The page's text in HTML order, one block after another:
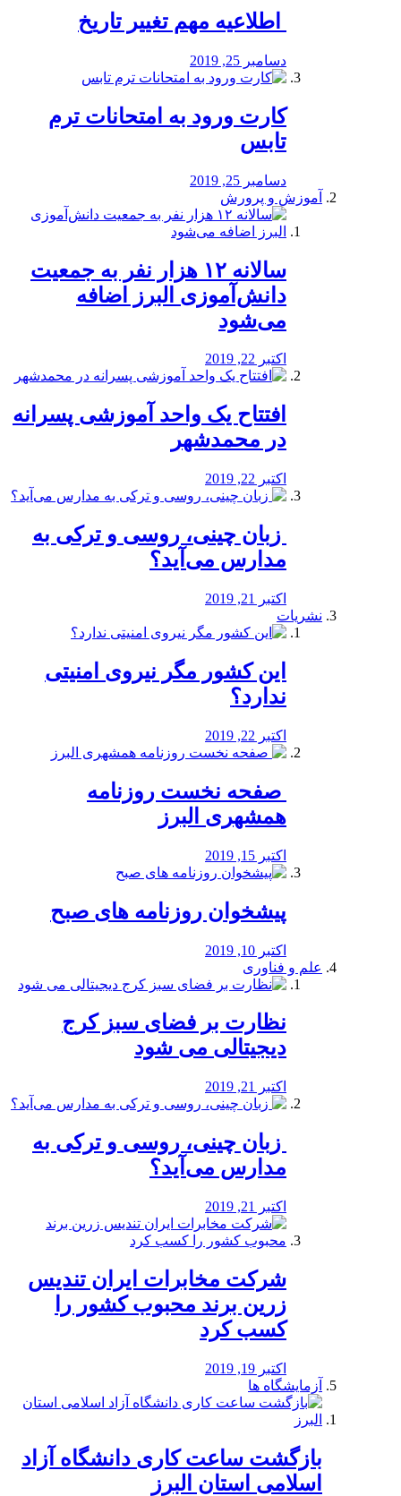
️ اطلاعیه مهم تغییر تاریخ
دسامبر 25, 2019
کارت ورود به امتحانات ترم
تابس
دسامبر 25, 2019
آموزش و پرورش
️سالانه ۱۲ هزار نفر به جمعیت
دانش‌آموزی البرز اضافه
می‌شود
اکتبر 22, 2019
افتتاح یک واحد آموزشی پسرانه
در محمدشهر
اکتبر 22, 2019
️ زبان چینی، روسی و ترکی به
مدارس می‌آید؟
اکتبر 21, 2019
نشریات
این کشور مگر نیروی امنیتی
ندارد؟
اکتبر 22, 2019
️ صفحه نخست روزنامه‌
همشهری البرز
اکتبر 15, 2019
پیشخوان روزنامه های صبح
اکتبر 10, 2019
علم و فناوری
نظارت بر فضای سبز کرج
دیجیتالی می شود
اکتبر 21, 2019
️ زبان چینی، روسی و ترکی به
مدارس می‌آید؟
اکتبر 21, 2019
شرکت مخابرات ایران تندیس
زرین برند محبوب کشور را
کسب کرد
اکتبر 19, 2019
آزمایشگاه ها
بازگشت ساعت کاری دانشگاه آزاد
اسلامی استان البرز